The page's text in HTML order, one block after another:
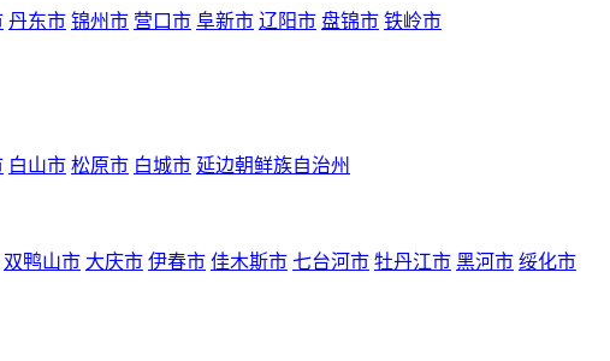
丹东市 锦州市 营口市 阜新市 辽阳市 盘锦市 铁岭市
白山市 松原市 白城市 延边朝鲜族自治州
双鸭山市 大庆市 伊春市 佳木斯市 七台河市 牡丹江市 黑河市 绥化市